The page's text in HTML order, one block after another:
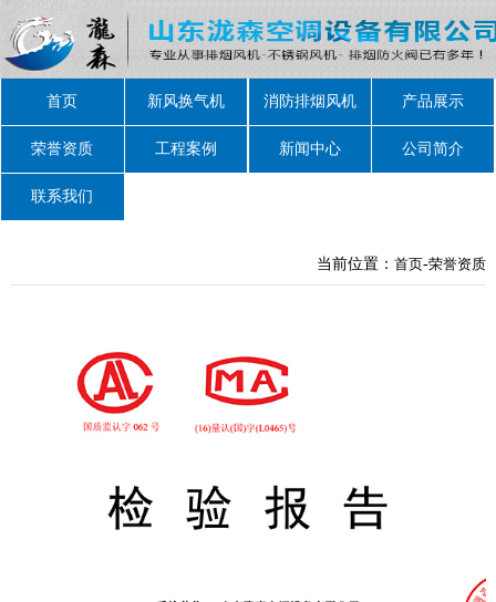
首页 新风换气机 消防排烟风机 产品展示
荣誉资质 工程案例 新闻中心 公司简介
联系我们
当前位置：首页-荣誉资质